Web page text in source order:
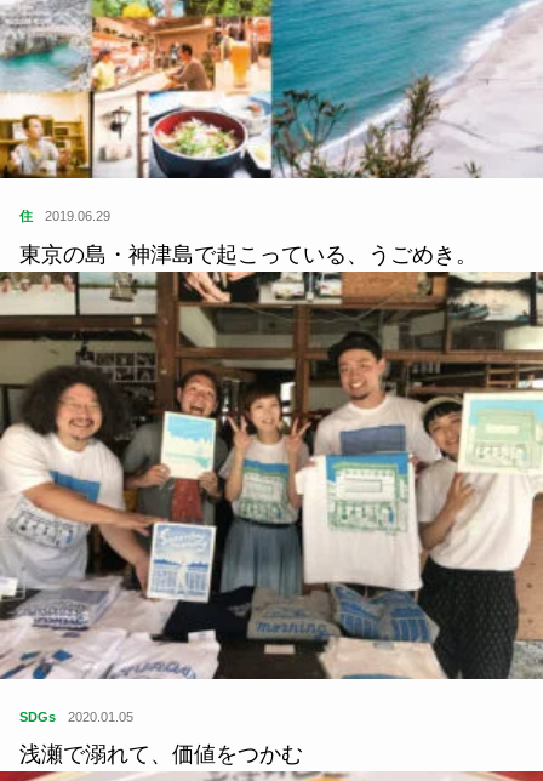
住 2019.06.29
東京の島・神津島で起こっている、うごめき。
SDGs 2020.01.05
浅瀬で溺れて、価値をつかむ